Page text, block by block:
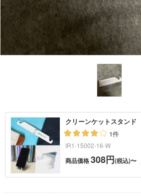
クリーンケットスタンド
1件
IR1-15002-16-W
商品価格308円(税込)〜